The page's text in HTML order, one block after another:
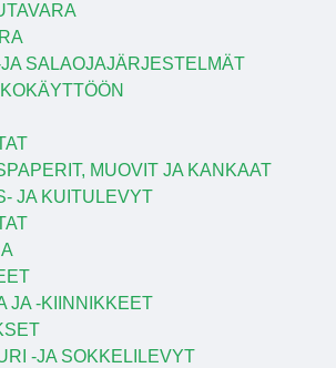
SALAOJAJÄRJESTELMÄT
MUOVIT JA KANKAAT
JA KUITULEVYT
JA -KIINNIKKEET
-JA SOKKELILEVYT